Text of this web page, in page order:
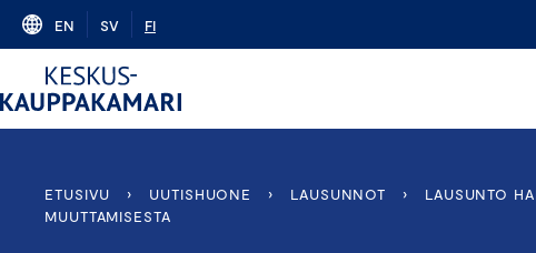
Skip
content
EN SV FI
ETUSIVU › UUTISHUONE › LAUSUNNOT ›
LAUSUNTO
MUUTTAMISESTA